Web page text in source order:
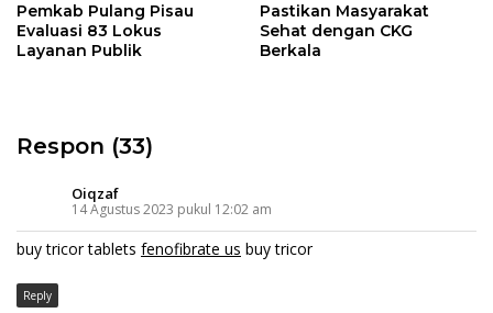
Pemkab Pulang Pisau
Evaluasi 83 Lokus
Layanan Publik
Pastikan Masyarakat
Sehat dengan CKG
Berkala
Respon (33)
Oiqzaf
14 Agustus 2023 pukul 12:02 am
buy tricor tablets fenofibrate us buy tricor
Reply